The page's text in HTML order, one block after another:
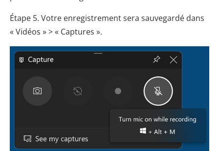
Étape 5. Votre enregistrement sera sauvegardé dans
« Vidéos » > « Captures ».